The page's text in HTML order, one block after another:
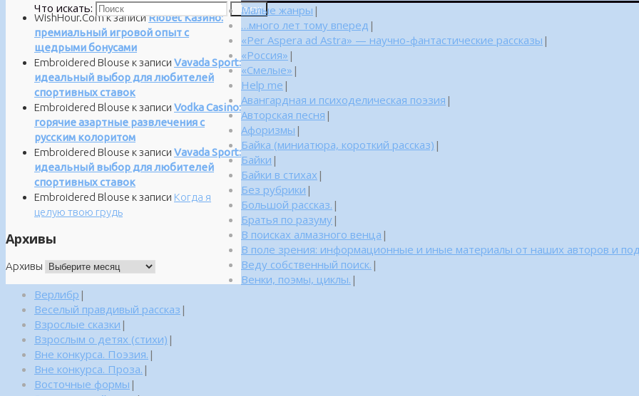
Что искать: Поиск
WishHour.Comк записиRiobet Казино:
премиальный игровой опыт с
щедрыми бонусами
Embroidered Blouse к записи Vavada Sport:
идеальный выбор для любителей
спортивных ставок
Embroidered Blouse к записи Vodka Casino:
горячие азартные развлечения с
русским колоритом
Embroidered Blouse к записи Vavada Sport:
идеальный выбор для любителей
спортивных ставок
Embroidered Blouse к записи Когда я
целую твою грудь
Архивы
Архивы
Малые жанры |
…много лет тому вперед |
«Per Aspera ad Astra» — научно-фантастические рассказы |
«Россия» |
«Смелые» |
Help me |
Авангардная и психоделическая поэзия |
Авторская песня |
Афоризмы |
Байка (миниатюра, короткий рассказ) |
Байки |
Байки в стихах |
Без рубрики |
Большой рассказ. |
Братья по разуму|
В поисках алмазного венца |
В поле зрения: информационные и иные материалы от наших авторов и
Веду собственный поиск. |
Венки, поэмы, циклы. |
Верлибр |
Веселый правдивый рассказ |
Взрослые сказки |
Взрослым о детях (стихи) |
Вне конкурса. Поэзия. |
Вне конкурса. Проза. |
Восточные формы |